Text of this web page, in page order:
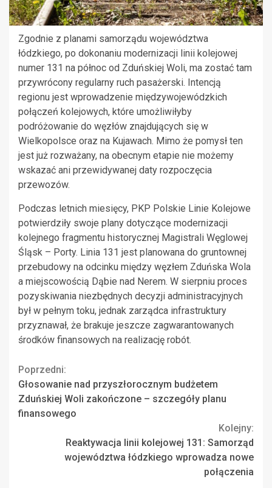
Zgodnie z planami samorządu województwa
łódzkiego, po dokonaniu modernizacji linii kolejowej
numer 131 na północ od Zduńskiej Woli, ma zostać tam
przywrócony regularny ruch pasażerski. Intencją
regionu jest wprowadzenie międzywojewódzkich
połączeń kolejowych, które umożliwiłyby
podróżowanie do węzłów znajdujących się w
Wielkopolsce oraz na Kujawach. Mimo że pomysł ten
jest już rozważany, na obecnym etapie nie możemy
wskazać ani przewidywanej daty rozpoczęcia
przewozów.
Podczas letnich miesięcy, PKP Polskie Linie Kolejowe
potwierdziły swoje plany dotyczące modernizacji
kolejnego fragmentu historycznej Magistrali Węglowej
Śląsk – Porty. Linia 131 jest planowana do gruntownej
przebudowy na odcinku między węzłem Zduńska Wola
a miejscowością Dąbie nad Nerem. W sierpniu proces
pozyskiwania niezbędnych decyzji administracyjnych
był w pełnym toku, jednak zarządca infrastruktury
przyznawał, że brakuje jeszcze zagwarantowanych
środków finansowych na realizację robót.
Continue
Reading
Poprzedni:
Głosowanie nad przyszłorocznym budżetem
Zduńskiej Woli zakończone – szczegóły planu
finansowego
Kolejny:
Reaktywacja linii kolejowej 131: Samorząd
województwa łódzkiego wprowadza nowe
połączenia